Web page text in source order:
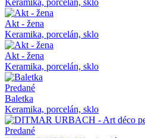
Akt - žena
Keramika, porcelán, sklo
Akt - žena
Keramika, porcelán, sklo
Predané
Baletka
Keramika, porcelán, sklo
Predané